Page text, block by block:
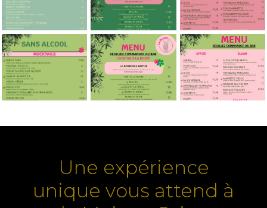
Une expérience
unique vous attend à